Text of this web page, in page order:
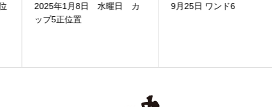
2025年1月8日 水曜日 カ
ップ5正位置
9月25日 ワンド6